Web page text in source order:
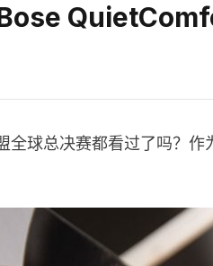
全球总决赛都看过了吗？